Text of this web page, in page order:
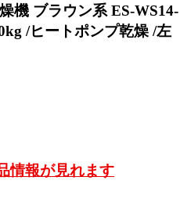
機 ブラウン系 ES-WS14-
/ヒートポンプ乾燥 /左
情報が見れます